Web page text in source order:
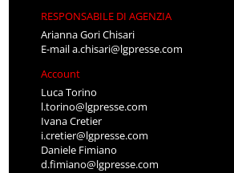
RESPONSABILE DI AGENZIA
Arianna Gori Chisari
E-maila.chisari@lgpresse.com
Account
Luca Torino
l.torino@lgpresse.com
Ivana Cretier
i.cretier@lgpresse.com
Daniele Fimiano
d.fimiano@lgpresse.com